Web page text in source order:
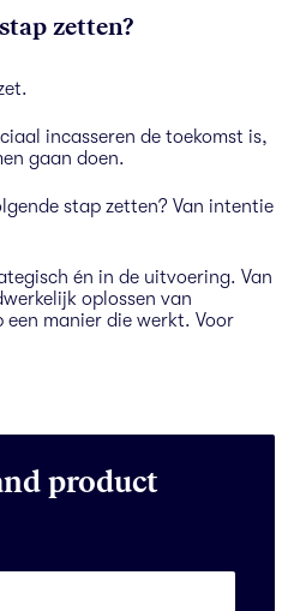
zetten?
incasseren de toekomst is,
gaan doen.
stap zetten? Van intentie
én in de uitvoering. Van
oplossen van
manier die werkt. Voor
product